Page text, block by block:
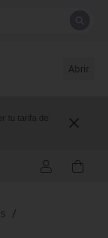
Abrir
tu tarifa de
/